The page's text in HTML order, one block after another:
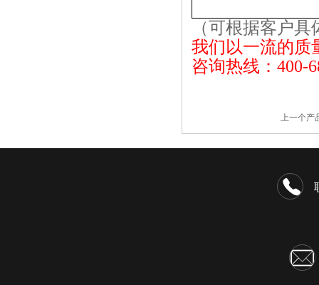
（可根据客户
我们以一流的质
咨询热线：400-
上一个产